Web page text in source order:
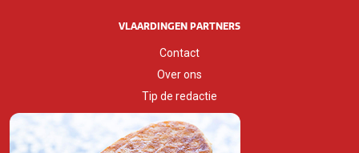
VLAARDINGEN PARTNERS
Contact
Over ons
Tip de redactie
Huisstijlgids